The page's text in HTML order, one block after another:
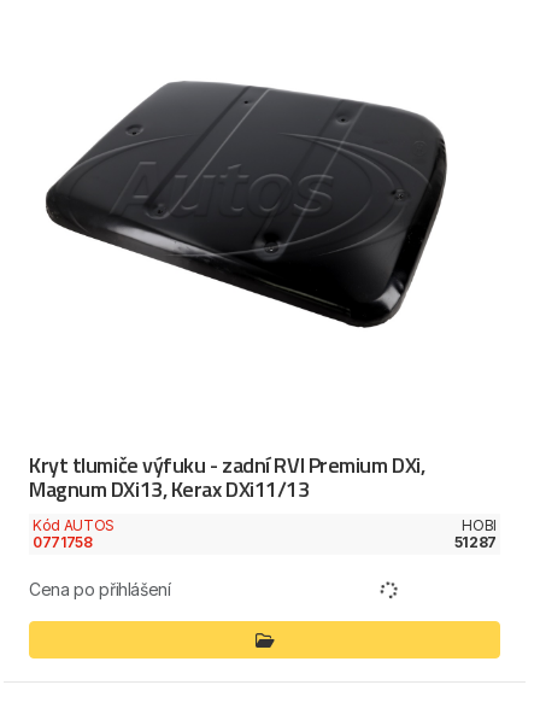
Kryt tlumiče výfuku - zadní RVI Premium DXi,
Magnum DXi13, Kerax DXi11/13
Kód AUTOS
0771758
HOBI
51287
Cena po přihlášení